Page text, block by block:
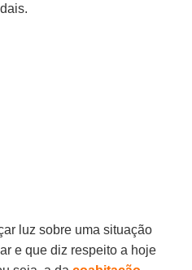
luz sobre uma situação
e que diz respeito a hoje